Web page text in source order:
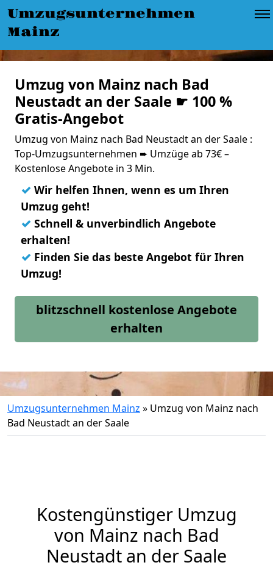
Umzugsunternehmen
Mainz
Umzug von Mainz nach Bad
Neustadt an der Saale ☛ 100 %
Gratis-Angebot
Umzug von Mainz nach Bad Neustadt an der Saale :
Top-Umzugsunternehmen ➨ Umzüge ab 73€ –
Kostenlose Angebote in 3 Min.
✓ Wir helfen Ihnen, wenn es um Ihren
Umzug geht!
✓ Schnell & unverbindlich Angebote
erhalten!
✓ Finden Sie das beste Angebot für Ihren
Umzug!
blitzschnell kostenlose Angebote
erhalten
Umzugsunternehmen Mainz » Umzug von Mainz nach
Bad Neustadt an der Saale
Kostengünstiger Umzug
von Mainz nach Bad
Neustadt an der Saale